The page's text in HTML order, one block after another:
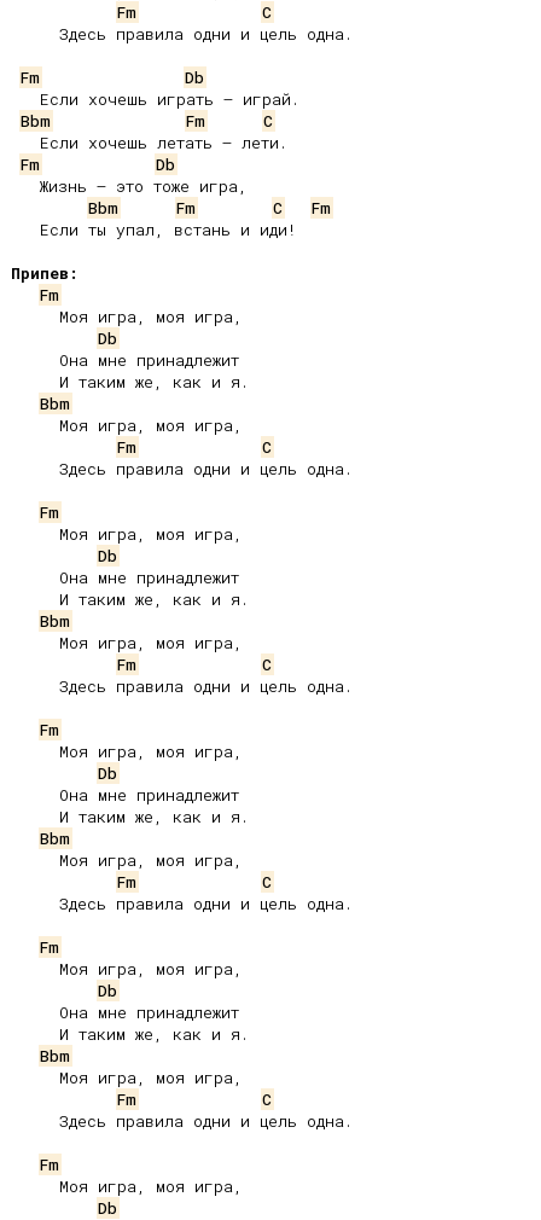
Fm
C
Fm
Db
Bbm
Fm
C
Fm
Db
Bbm
Fm C
Fm
Припев:
Fm
Db
Bbm
Fm
C
Fm
Db
Bbm
Fm
C
Fm
Db
Bbm
Fm
C
Fm
Db
Bbm
Fm
C
Fm
Db